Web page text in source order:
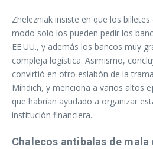
Zhelezniak insiste en que los
modo solo los pueden pedir los
EE.UU., y además los bancos muy
compleja logística. Asimismo,
convirtió en otro eslabón de la
Míndich, y menciona a varios altos
que habrían ayudado a organizar
institución financiera.
Chalecos antibalas de mala